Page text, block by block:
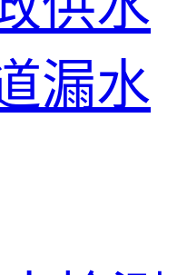
漏水